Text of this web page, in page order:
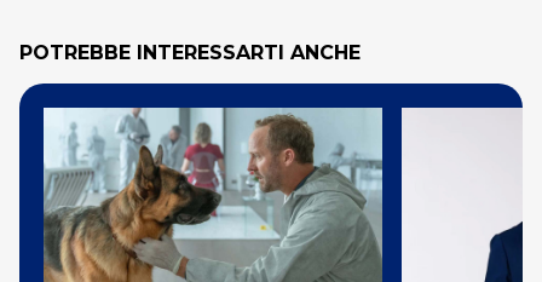
POTREBBE INTERESSARTI ANCHE